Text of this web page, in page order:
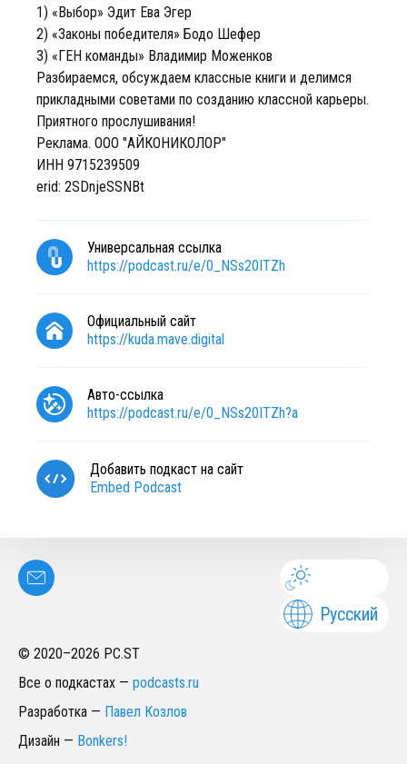
1) «Выбор» Эдит Ева Эгер
2) «Законы победителя» Бодо Шефер
3) «ГЕН команды» Владимир Моженков
Разбираемся, обсуждаем классные книги и делимся
прикладными советами по созданию классной карьеры.
Приятного прослушивания!
Реклама. ООО "АЙКОНИКОЛОР"
ИНН 9715239509
erid: 2SDnjeSSNBt
Универсальная ссылка
https://podcast.ru/e/0_NSs20ITZh
Официальный сайт
https://kuda.mave.digital
Авто-ссылка
https://podcast.ru/e/0_NSs20ITZh?a
Добавить подкаст на сайт
Embed Podcast
Русский
© 2020–2026 PC.ST
Все о подкастах — podcasts.ru
Разработка — Павел Козлов
Дизайн — Bonkers!